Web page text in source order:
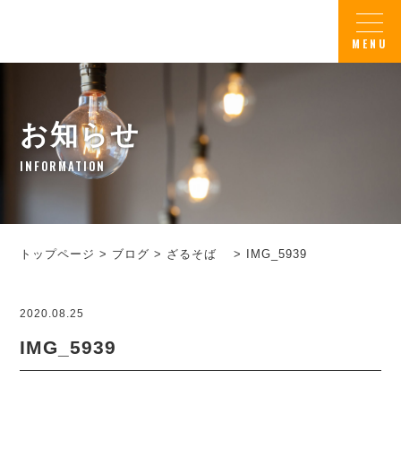
お知らせ
INFORMATION
トップページ > ブログ > ざるそば > IMG_5939
2020.08.25
IMG_5939